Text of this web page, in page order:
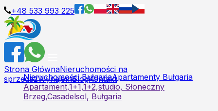
+48 533 993 225
Strona GłównaNieruchomości na
sprzedażWynajemBlogKontakt
Nieruchomości BułgariaApartamenty Bułgaria
Apartament,1+1,1+2,studio, Słoneczny
Brzeg,Casadelsol, Bułgaria